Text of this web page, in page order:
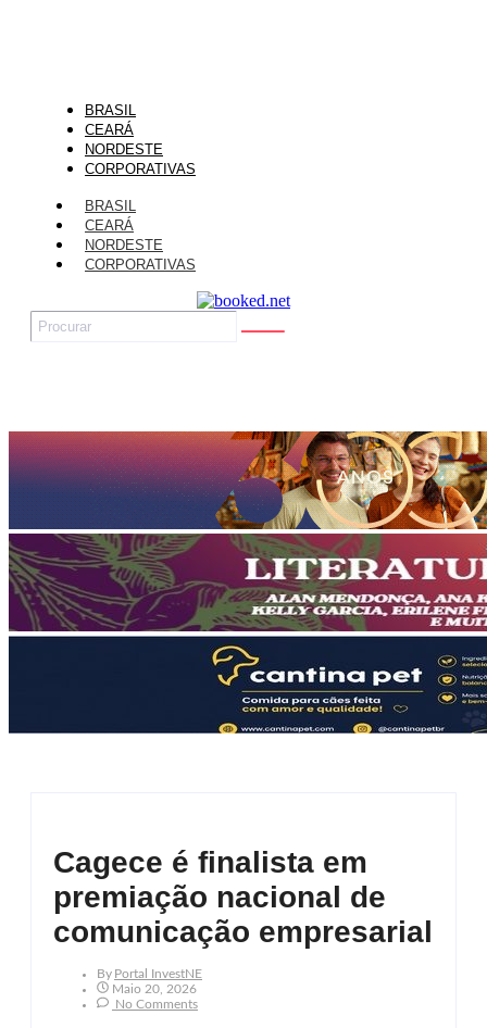
BRASIL
CEARÁ
NORDESTE
CORPORATIVAS
BRASIL
CEARÁ
NORDESTE
CORPORATIVAS
Cagece é finalista em
premiação nacional de
comunicação empresarial
By Portal InvestNE
Maio 20, 2026
No Comments